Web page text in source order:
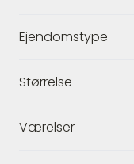
Ejendomstype
Størrelse
Værelser